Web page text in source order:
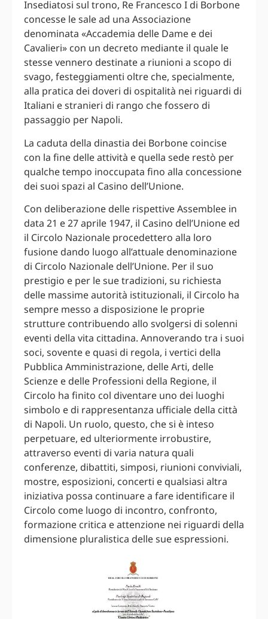
Insediatosi sul trono, Re Francesco I di Borbone
concesse le sale ad una Associazione
denominata «Accademia delle Dame e dei
Cavalieri» con un decreto mediante il quale le
stesse vennero destinate a riunioni a scopo di
svago, festeggiamenti oltre che, specialmente,
alla pratica dei doveri di ospitalità nei riguardi di
Italiani e stranieri di rango che fossero di
passaggio per Napoli.
La caduta della dinastia dei Borbone coincise
con la fine delle attività e quella sede restò per
qualche tempo inoccupata fino alla concessione
dei suoi spazi al Casino dell’Unione.
Con deliberazione delle rispettive Assemblee in
data 21 e 27 aprile 1947, il Casino dell’Unione ed
il Circolo Nazionale procedettero alla loro
fusione dando luogo all’attuale denominazione
di Circolo Nazionale dell’Unione. Per il suo
prestigio e per le sue tradizioni, su richiesta
delle massime autorità istituzionali, il Circolo ha
sempre messo a disposizione le proprie
strutture contribuendo allo svolgersi di solenni
eventi della vita cittadina. Annoverando tra i suoi
soci, sovente e quasi di regola, i vertici della
Pubblica Amministrazione, delle Arti, delle
Scienze e delle Professioni della Regione, il
Circolo ha finito col diventare uno dei luoghi
simbolo e di rappresentanza ufficiale della città
di Napoli. Un ruolo, questo, che si è inteso
perpetuare, ed ulteriormente irrobustire,
attraverso eventi di varia natura quali
conferenze, dibattiti, simposi, riunioni conviviali,
mostre, esposizioni, concerti e qualsiasi altra
iniziativa possa continuare a fare identificare il
Circolo come luogo di incontro, confronto,
formazione critica e attenzione nei riguardi della
dimensione pluralistica delle sue espressioni.